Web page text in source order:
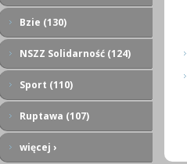
Bzie (130)
NSZZ Solidarność (124)
Sport (110)
Ruptawa (107)
więcej ›